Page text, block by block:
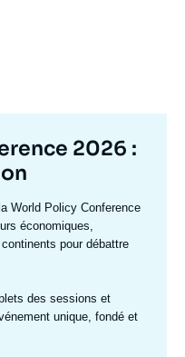
2026 :
World Policy Conference
économiques,
pour débattre
des sessions et
unique, fondé et